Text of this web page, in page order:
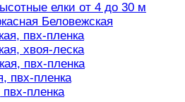
елки от 4 до 30 м
Беловежская
пвх-пленка
хвоя-леска
пвх-пленка
пвх-пленка
пвх-пленка